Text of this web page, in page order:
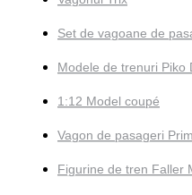
Set de vagoane de
Modele de trenuri Piko
1:12 Model coupé
Vagon de pasageri
Figurine de tren Faller